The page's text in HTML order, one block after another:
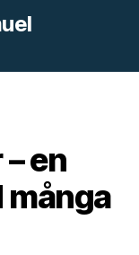
en
många